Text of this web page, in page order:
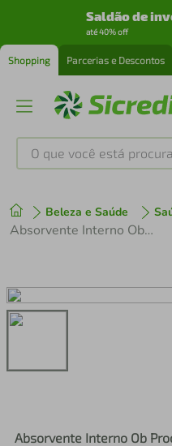
Saldão de
até 40% off
Shopping Parcerias e Descontos
O que você está
Beleza e Saúde
Absorvente Interno Ob Procomfort Médio 8 Unidades
Absorvente Interno Ob
1º tenis